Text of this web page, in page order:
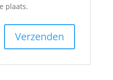
plaats.